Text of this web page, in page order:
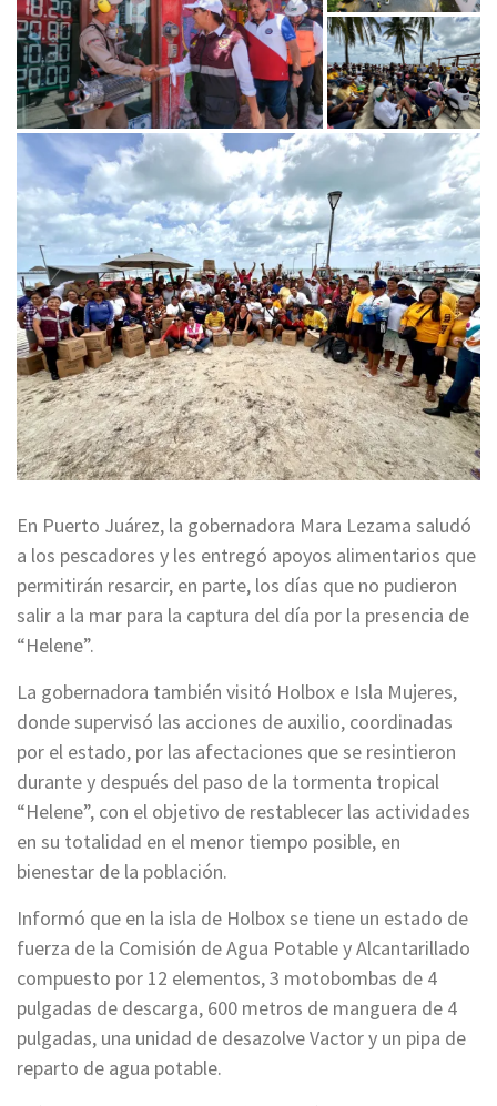
En Puerto Juárez, la gobernadora Mara Lezama saludó
a los pescadores y les entregó apoyos alimentarios que
permitirán resarcir, en parte, los días que no pudieron
salir a la mar para la captura del día por la presencia de
“Helene”.
La gobernadora también visitó Holbox e Isla Mujeres,
donde supervisó las acciones de auxilio, coordinadas
por el estado, por las afectaciones que se resintieron
durante y después del paso de la tormenta tropical
“Helene”, con el objetivo de restablecer las actividades
en su totalidad en el menor tiempo posible, en
bienestar de la población.
Informó que en la isla de Holbox se tiene un estado de
fuerza de la Comisión de Agua Potable y Alcantarillado
compuesto por 12 elementos, 3 motobombas de 4
pulgadas de descarga, 600 metros de manguera de 4
pulgadas, una unidad de desazolve Vactor y un pipa de
reparto de agua potable.